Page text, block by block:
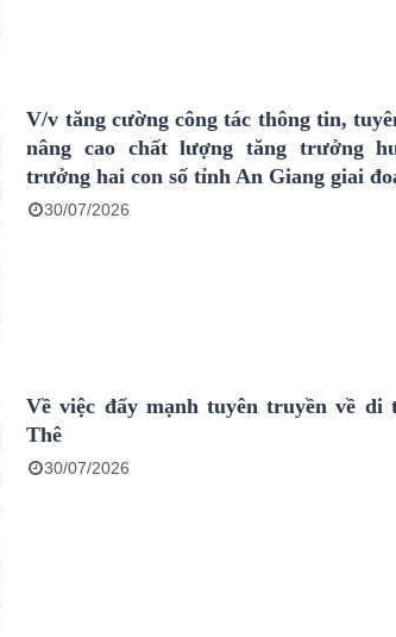
V/v tăng cường công tác thông tin,
nâng cao chất lượng tăng trưởng
trưởng hai con số tỉnh An Giang giai
30/07/2026
Về việc đẩy mạnh tuyên truyền về di
Thê
30/07/2026